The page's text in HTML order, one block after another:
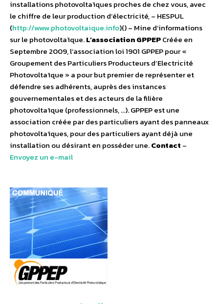
installations photovoltaïques proches de chez vous, avec
le chiffre de leur production d’électricité, – HESPUL
(http://www.photovoltaique.info)() – Mine d’informations
sur le photovoltaïque.L’association GPPEPCréée en
Septembre 2009, l’association loi 1901 GPPEP pour «
Groupement des Particuliers Producteurs d’Electricité
Photovoltaïque » a pour but premier de représenter et
défendre ses adhérents, auprès des instances
gouvernementales et des acteurs de la filière
photovoltaïque (professionnels, …). GPPEP est une
association créée par des particuliers ayant des panneaux
photovoltaïques, pour des particuliers ayant déjà une
installation ou désirant en posséder une.Contact –
Envoyez un e-mail